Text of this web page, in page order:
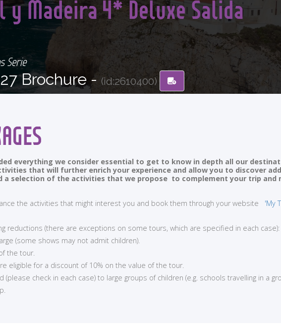
y Madeira 4* Deluxe Salida
Serie
Brochure - (id:2610400)
everything we consider essential to get to know in depth all our
that will further enrich your experience and allow you to discover
a selection of the activities that we propose to complement your trip
the activities that might interest you and book them through your website 'My
reductions (there are exceptions on some tours, which are specified in each case):
(some shows may not admit children).
the tour.
eligible for a discount of 10% on the value of the tour.
check in each case) to large groups of children (e.g. schools travelling in a